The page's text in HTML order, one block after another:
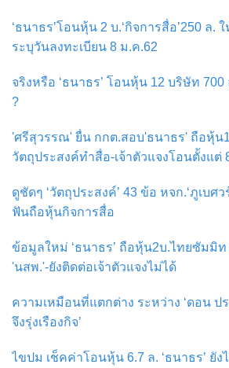
‘ธนาธร’โอนหุ้น 2 บ.‘กิจการสื่อ’250 ล.
ระบุวันลงทะเบียน 8 ม.ค.62
จริงหรือ ‘ธนาธร’ โอนหุ้น 12 บริษัท 700
?
'ศรีสุวรรณ' ยื่น กกต.สอบ'ธนาธร' ถือหุ้น
วัตถุประสงค์ทำสื่อ-เจ้าตัวแจงโอนตั้งแต่
ดูชัดๆ ‘วัตถุประสงค์’ 43 ข้อ หจก.‘ภูเบศ
ฟันถือหุ้นกิจการสื่อ
ข้อมูลใหม่ ‘ธนาธร’ ถือหุ้น2บ.ไทยซัมมิ
'นสพ.'-ยังติดต่อเจ้าตัวแจงไม่ได้
ความเหมือนที่แตกต่าง ระหว่าง ‘ดอน ป
จึงรุ่งเรืองกิจ’
ไขปม เช็คค่าโอนหุ้น 6.7 ล. ‘ธนาธร’ ยั